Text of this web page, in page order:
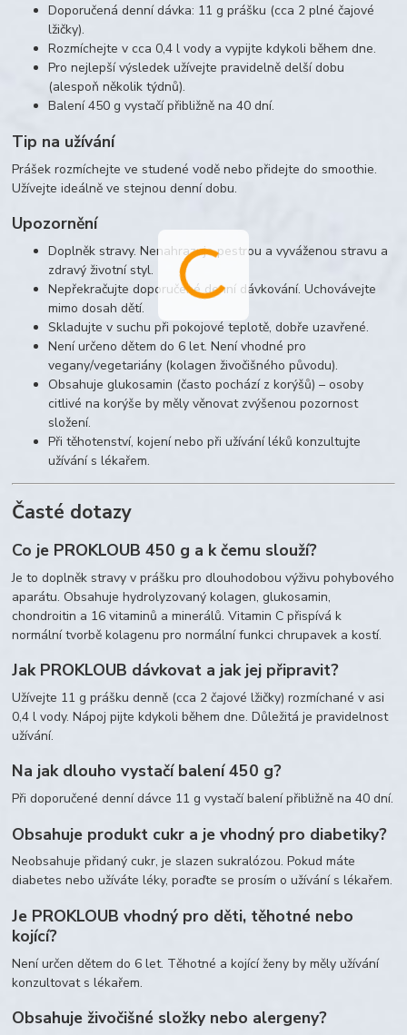
Doporučená denní dávka: 11 g prášku (cca 2 plné čajové
lžičky).
Rozmíchejte v cca 0,4 l vody a vypijte kdykoli během dne.
Pro nejlepší výsledek užívejte pravidelně delší dobu
(alespoň několik týdnů).
Balení 450 g vystačí přibližně na 40 dní.
Tip na užívání
Prášek rozmíchejte ve studené vodě nebo přidejte do smoothie.
Užívejte ideálně ve stejnou denní dobu.
Upozornění
Doplněk stravy. Nenahrazuje pestrou a vyváženou stravu a
zdravý životní styl.
Nepřekračujte doporučené denní dávkování. Uchovávejte
mimo dosah dětí.
Skladujte v suchu při pokojové teplotě, dobře uzavřené.
Není určeno dětem do 6 let. Není vhodné pro
vegany/vegetariány (kolagen živočišného původu).
Obsahuje glukosamin (často pochází z korýšů) – osoby
citlivé na korýše by měly věnovat zvýšenou pozornost
složení.
Při těhotenství, kojení nebo při užívání léků konzultujte
užívání s lékařem.
Časté dotazy
Co je PROKLOUB 450 g a k čemu slouží?
Je to doplněk stravy v prášku pro dlouhodobou výživu pohybového
aparátu. Obsahuje hydrolyzovaný kolagen, glukosamin,
chondroitin a 16 vitaminů a minerálů. Vitamin C přispívá k
normální tvorbě kolagenu pro normální funkci chrupavek a kostí.
Jak PROKLOUB dávkovat a jak jej připravit?
Užívejte 11 g prášku denně (cca 2 čajové lžičky) rozmíchané v asi
0,4 l vody. Nápoj pijte kdykoli během dne. Důležitá je pravidelnost
užívání.
Na jak dlouho vystačí balení 450 g?
Při doporučené denní dávce 11 g vystačí balení přibližně na 40 dní.
Obsahuje produkt cukr a je vhodný pro diabetiky?
Neobsahuje přidaný cukr, je slazen sukralózou. Pokud máte
diabetes nebo užíváte léky, poraďte se prosím o užívání s lékařem.
Je PROKLOUB vhodný pro děti, těhotné nebo
kojící?
Není určen dětem do 6 let. Těhotné a kojící ženy by měly užívání
konzultovat s lékařem.
Obsahuje živočišné složky nebo alergeny?